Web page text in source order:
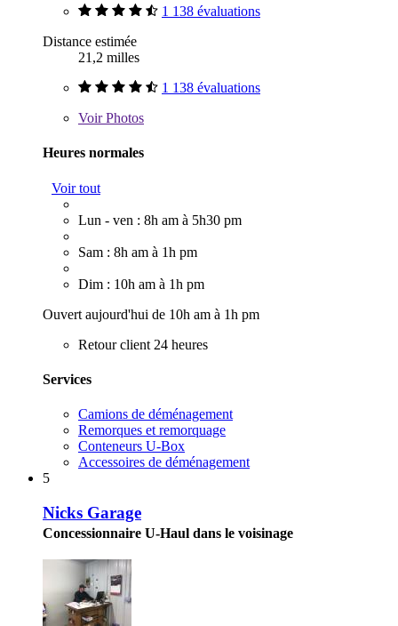
1 138 évaluations
Distance estimée
21,2 milles
1 138 évaluations
VoirPhotos
Heures normales
Voir tout
Lun - ven : 8h am à 5h30 pm
Sam : 8h am à 1h pm
Dim : 10h am à 1h pm
Ouvert aujourd'hui de 10h am à 1h pm
Retour client 24 heures
Services
Camions de déménagement
Remorques et remorquage
Conteneurs U-Box
Accessoires de déménagement
5
Nicks Garage
Concessionnaire U-Haul dans le voisinage